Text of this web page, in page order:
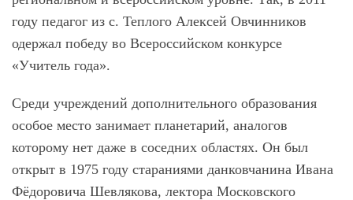
году педагог из с. Теплого Алексей Овчинников
одержал победу во Всероссийском конкурсе
«Учитель года».
Среди учреждений дополнительного образования
особое место занимает планетарий, аналогов
которому нет даже в соседних областях. Он был
открыт в 1975 году стараниями данковчанина Ивана
Фёдоровича Шевлякова, лектора Московского